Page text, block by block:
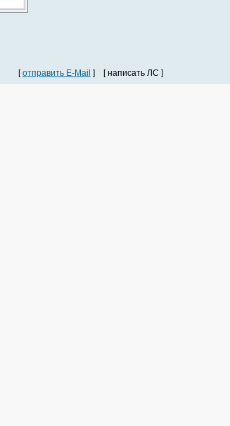
[отправить E-Mail ] [ написать ЛС ]